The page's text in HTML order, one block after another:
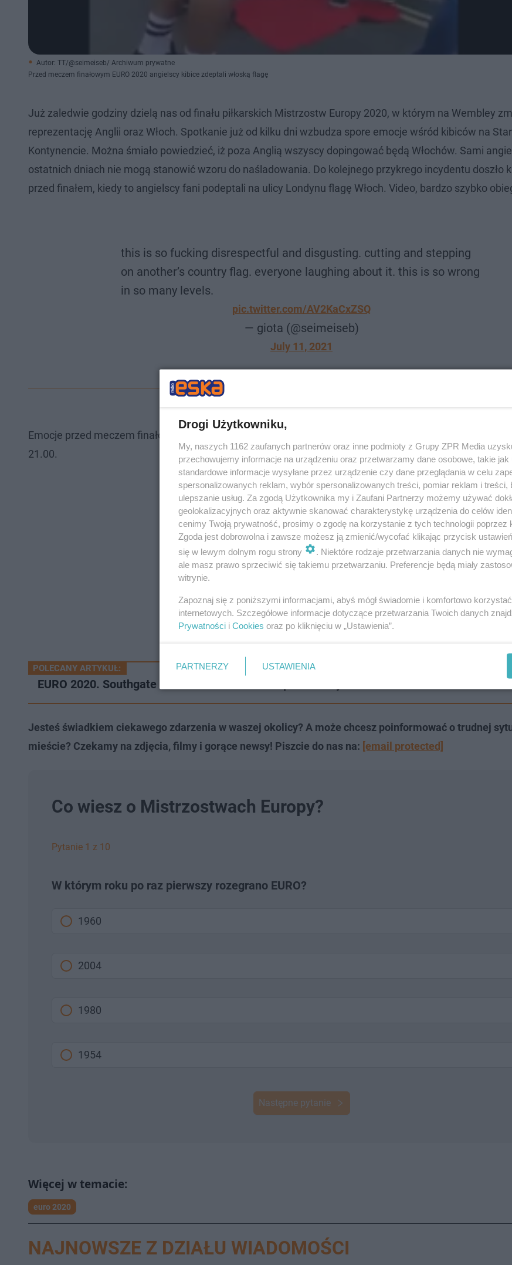
Autor: TT/@seimeiseb/ Archiwum prywatne
Przed meczem finałowym EURO 2020 angielscy kibice zdeptali włoską flagę
Już zaledwie godziny dzielą nas od finału piłkarskich Mistrzostw Europy 2020, w którym na Wembley
reprezentację Anglii oraz Włoch. Spotkanie już od kilku dni wzbudza spore emocje wśród kibiców na
Kontynencie. Można śmiało powiedzieć, iż poza Anglią wszyscy dopingować będą Włochów. Sami
ostatnich dniach nie mogą stanowić wzoru do naśladowania. Do kolejnego przykrego incydentu doszło
przed finałem, kiedy to angielscy fani podeptali na ulicy Londynu flagę Włoch. Video, bardzo szybko
this is so fucking disrespectful and disgusting. cutting and stepping
on another’s country flag. everyone laughing about it. this is so wrong
in so many levels.
pic.twitter.com/AV2KaCxZSQ
— giota (@seimeiseb)
July 11, 2021
Emocje przed meczem finałowym są na najwyższym poziomie. Pierwszy gwizdek sędziego meczu
21.00.
POLECANY ARTYKUŁ:
EURO 2020. Southgate do kibiców: nie buczcie podczas hymnu Włoch
Jesteś świadkiem ciekawego zdarzenia w waszej okolicy? A może chcesz poinformować o trudnej
mieście? Czekamy na zdjęcia, filmy i gorące newsy! Piszcie do nas na: [email protected]
Co wiesz o Mistrzostwach Europy?
Pytanie 1 z 10
W którym roku po raz pierwszy rozegrano EURO?
1960
2004
1980
1954
Następne pytanie
euro 2020
NAJNOWSZE Z DZIAŁU WIADOMOŚCI
Drogi Użytkowniku,
My, naszych 1162 zaufanych partnerów oraz inne podmioty z Grupy ZPR Media
przechowujemy informacje na urządzeniu oraz przetwarzamy dane osobowe, takie jak
standardowe informacje wysyłane przez urządzenie czy dane przeglądania w celu
spersonalizowanych reklam, wybór spersonalizowanych treści, pomiar reklam i treści,
ulepszanie usług. Za zgodą Użytkownika my i Zaufani Partnerzy możemy używać
geolokalizacyjnych oraz aktywnie skanować charakterystykę urządzenia do celów
cenimy Twoją prywatność, prosimy o zgodę na korzystanie z tych technologii poprzez
Zgoda jest dobrowolna i zawsze możesz ją zmienić/wycofać klikając przycisk
się w lewym dolnym rogu strony
. Niektóre rodzaje przetwarzania danych nie
ale masz prawo sprzeciwić się takiemu przetwarzaniu. Preferencje będą miały
witrynie.
Zapoznaj się z poniższymi informacjami, abyś mógł świadomie i komfortowo
internetowych. Szczegółowe informacje dotyczące przetwarzania Twoich danych
Prywatności i Cookies oraz po kliknięciu w „Ustawienia”.
PARTNERZY USTAWIENIA